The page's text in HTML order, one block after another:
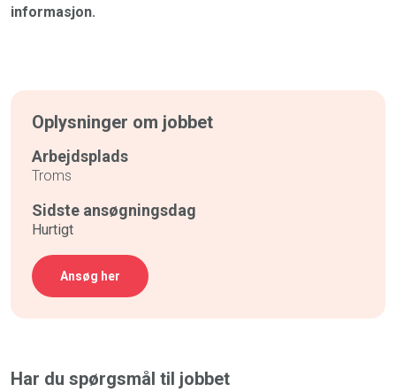
informasjon.
Oplysninger om jobbet
Arbejdsplads
Troms
Sidste ansøgningsdag
Hurtigt
Ansøg her
Har du spørgsmål til jobbet